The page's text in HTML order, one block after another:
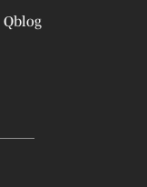
Qblog